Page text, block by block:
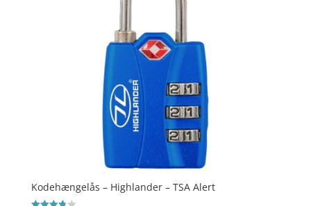
Kodehængelås – Highlander – TSA Alert